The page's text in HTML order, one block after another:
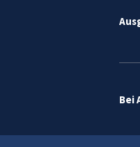
Bei